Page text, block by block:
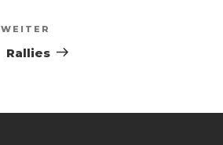
WEITER
Rallies